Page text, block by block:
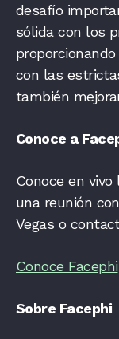
desafío
sólida con los
con las
también
Conoce a
Conoce en
una reunión
Vegas o
Conoce Facephi
Sobre Facephi